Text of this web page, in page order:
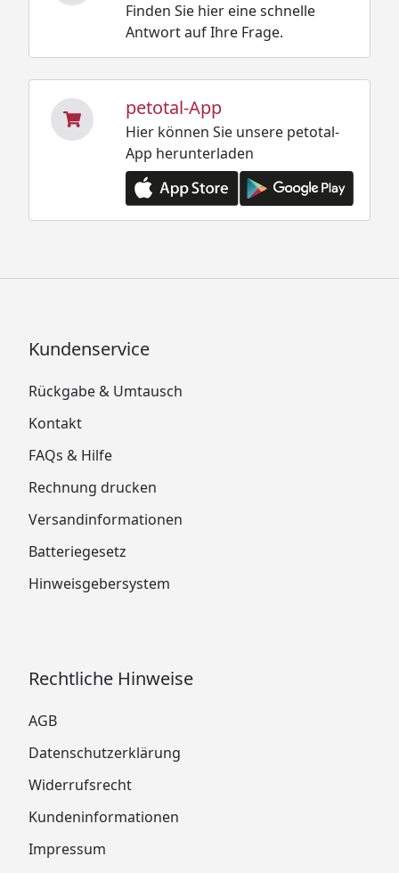
Finden Sie hier eine schnelle
Antwort auf Ihre Frage.
petotal-App
Hier können Sie unsere petotal-
App herunterladen
Kundenservice
Rückgabe & Umtausch
Kontakt
FAQs & Hilfe
Rechnung drucken
Versandinformationen
Batteriegesetz
Hinweisgebersystem
Rechtliche Hinweise
AGB
Datenschutzerklärung
Widerrufsrecht
Kundeninformationen
Impressum